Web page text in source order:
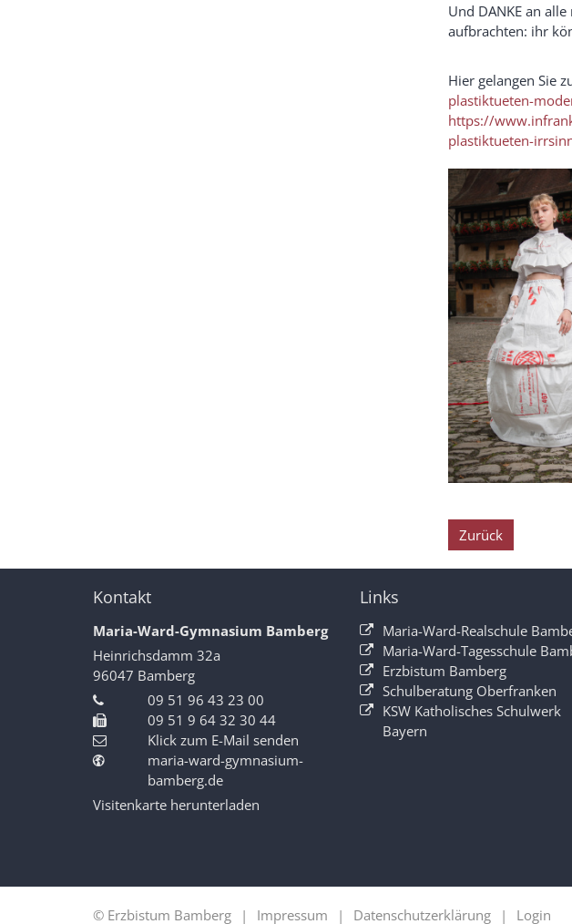
Und DANKE an
aufbrachten: ihr
Hier gelangen Sie
plastiktueten-
https://
plastiktueten-
Zurück
Kontakt
Maria-Ward-Gymnasium Bamberg
Heinrichsdamm 32a
96047 Bamberg
09 51 96 43 23 00
09 51 9 64 32 30 44
Klick zum E-Mail senden
maria-ward-gymnasium-
bamberg.de
Visitenkarte herunterladen
Links
Maria-Ward-Realschule
Maria-Ward-Tagesschule
Erzbistum Bamberg
Schulberatung Oberfranken
KSW Katholisches Schulwerk
Bayern
© Erzbistum Bamberg Impressum Datenschutzerklärung Login